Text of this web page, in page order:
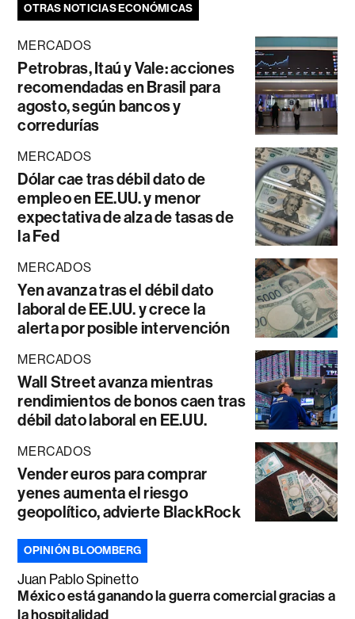
OTRAS NOTICIAS ECONÓMICAS
MERCADOS
Petrobras, Itaú y Vale: acciones
recomendadas en Brasil para
agosto, según bancos y
corredurías
MERCADOS
Dólar cae tras débil dato de
empleo en EE.UU. y menor
expectativa de alza de tasas de
la Fed
MERCADOS
Yen avanza tras el débil dato
laboral de EE.UU. y crece la
alerta por posible intervención
MERCADOS
Wall Street avanza mientras
rendimientos de bonos caen tras
débil dato laboral en EE.UU.
MERCADOS
Vender euros para comprar
yenes aumenta el riesgo
geopolítico, advierte BlackRock
OPINIÓN BLOOMBERG
Juan Pablo Spinetto
México está ganando la guerra comercial gracias a
la hospitalidad